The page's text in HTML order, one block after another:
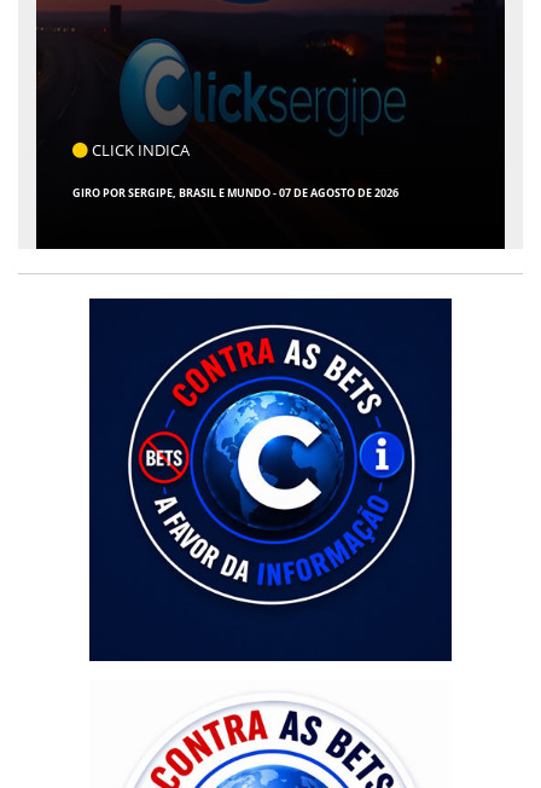
CLICK INDICA
GIRO POR SERGIPE, BRASIL E MUNDO - 07 DE AGOSTO DE 2026